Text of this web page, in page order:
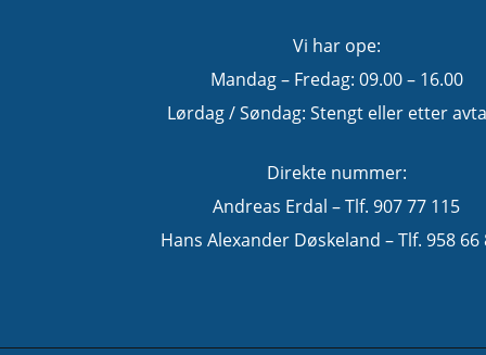
Vi har ope:
Mandag – Fredag: 09.00 – 16.00
Lørdag / Søndag: Stengt eller etter
Direkte nummer:
Andreas Erdal – Tlf. 907 77 115
Hans Alexander Døskeland – Tlf. 958 66